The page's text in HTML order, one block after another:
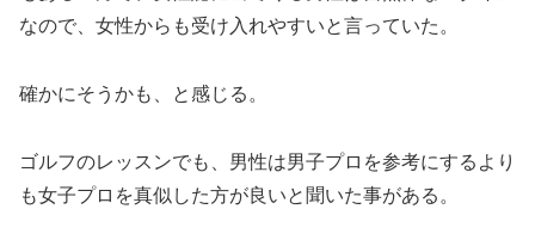
なので、女性からも受け入れやすいと言っていた。
確かにそうかも、と感じる。
ゴルフのレッスンでも、男性は男子プロを参考にするより
も女子プロを真似した方が良いと聞いた事がある。